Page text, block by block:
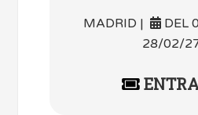
MADRID |
DEL
28/02/